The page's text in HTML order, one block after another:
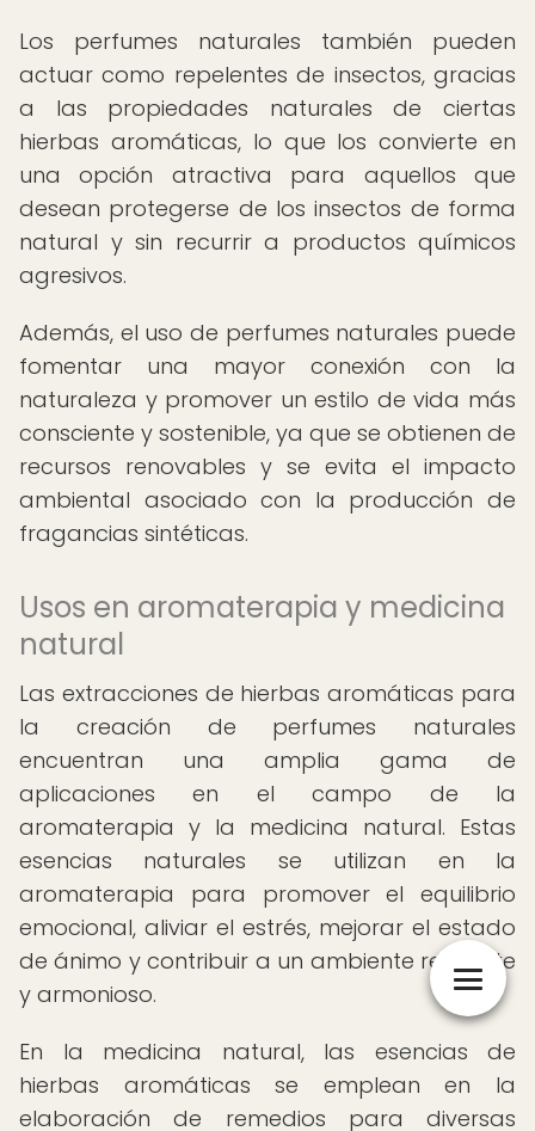
Los perfumes naturales también pueden
actuar como repelentes de insectos, gracias
a las propiedades naturales de ciertas
hierbas aromáticas, lo que los convierte en
una opción atractiva para aquellos que
desean protegerse de los insectos de forma
natural y sin recurrir a productos químicos
agresivos.
Además, el uso de perfumes naturales puede
fomentar una mayor conexión con la
naturaleza y promover un estilo de vida más
consciente y sostenible, ya que se obtienen de
recursos renovables y se evita el impacto
ambiental asociado con la producción de
fragancias sintéticas.
Usos en aromaterapia y medicina
natural
Las extracciones de hierbas aromáticas para
la creación de perfumes naturales
encuentran una amplia gama de
aplicaciones en el campo de la
aromaterapia y la medicina natural. Estas
esencias naturales se utilizan en la
aromaterapia para promover el equilibrio
emocional, aliviar el estrés, mejorar el estado
de ánimo y contribuir a un ambiente relajante
y armonioso.
En la medicina natural, las esencias de
hierbas aromáticas se emplean en la
elaboración de remedios para diversas